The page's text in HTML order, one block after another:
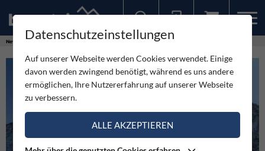
News Streit um die Berner Nordwand-Trilogie
Datenschutzeinstellungen
Auf unserer Webseite werden Cookies verwendet. Einige
davon werden zwingend benötigt, während es uns andere
ermöglichen, Ihre Nutzererfahrung auf unserer Webseite
zu verbessern.
ALLE AKZEPTIEREN